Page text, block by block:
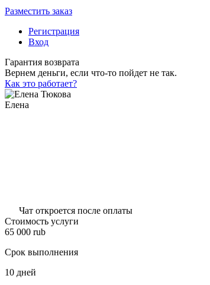
Разместить заказ
Регистрация
Вход
Гарантия возврата
Вернем деньги, если что-то пойдет не так.
Как это работает?
Елена
Чат откроется после оплаты
Стоимость услуги
65 000 rub
Срок выполнения
10 дней